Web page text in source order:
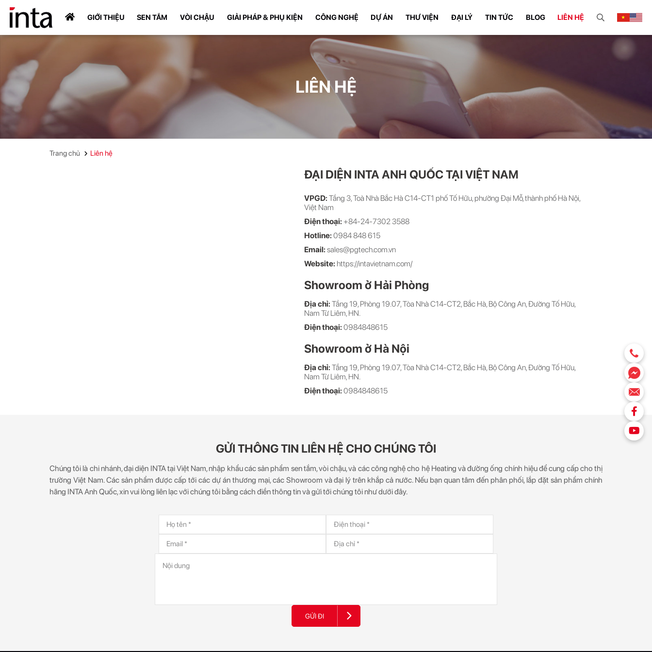
GIỚI THIỆU SEN TẮM VÒI CHẬU GIẢI PHÁP & PHỤ KIỆN CÔNG NGHỆ DỰ ÁN THƯ VIỆN ĐẠI LÝ TIN TỨC BLOG LIÊN HỆ
LIÊN HỆ
Trang chủ Liên hệ
ĐẠI DIỆN INTA ANH QUỐC TẠI VIỆT NAM
VPGD: Tầng 3, Toà Nhà Bắc Hà C14-CT1 phố Tố Hữu, phường Đại Mỗ, thành phố Hà Nội,
Việt Nam
Điện thoại: +84-24-7302 3588
Hotline: 0984 848 615
Email: sales@pgtech.com.vn
Website: https://intavietnam.com/
Showroom ở Hải Phòng
Địa chỉ: Tầng 19, Phòng 19.07, Tòa Nhà C14-CT2, Bắc Hà, Bộ Công An, Đường Tố Hữu,
Nam Từ Liêm, HN.
Điện thoại: 0984848615
Showroom ở Hà Nội
Địa chỉ: Tầng 19, Phòng 19.07, Tòa Nhà C14-CT2, Bắc Hà, Bộ Công An, Đường Tố Hữu,
Nam Từ Liêm, HN.
Điện thoại: 0984848615
GỬI THÔNG TIN LIÊN HỆ CHO CHÚNG TÔI
Chúng tôi là chi nhánh, đại diện INTA tại Việt Nam, nhập khẩu các sản phẩm sen tắm, vòi chậu, và các công nghệ cho hệ Heating và đường ống chính hiệu để cung cấp cho thị
trường Việt Nam. Các sản phẩm được cấp tới các dự án thương mại, các Showroom và đại lý trên khắp cả nước. Nếu bạn quan tâm đến phân phối, lắp đặt sản phẩm chính
hãng INTA Anh Quốc, xin vui lòng liên lạc với chúng tôi bằng cách điền thông tin và gửi tới chúng tôi như dưới đây.
GỬI ĐI